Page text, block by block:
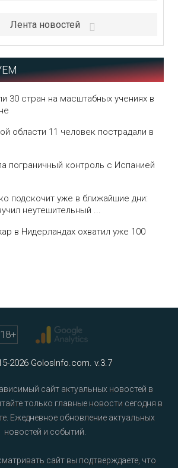
Лента новостей
30 стран на масштабных учениях в
области 11 человек пострадали в
пограничный контроль с Испанией
подскочит уже в ближайшие дни:
неутешительный ...
в Нидерландах охватил уже 100
18+
2026 GolosInfo.com. v.3.7
сайт актуальных новостей в
только главные новости сегодня в
Ежедневное обновление актуальных
новостей и событий.
сайт вы подтверждаете, что